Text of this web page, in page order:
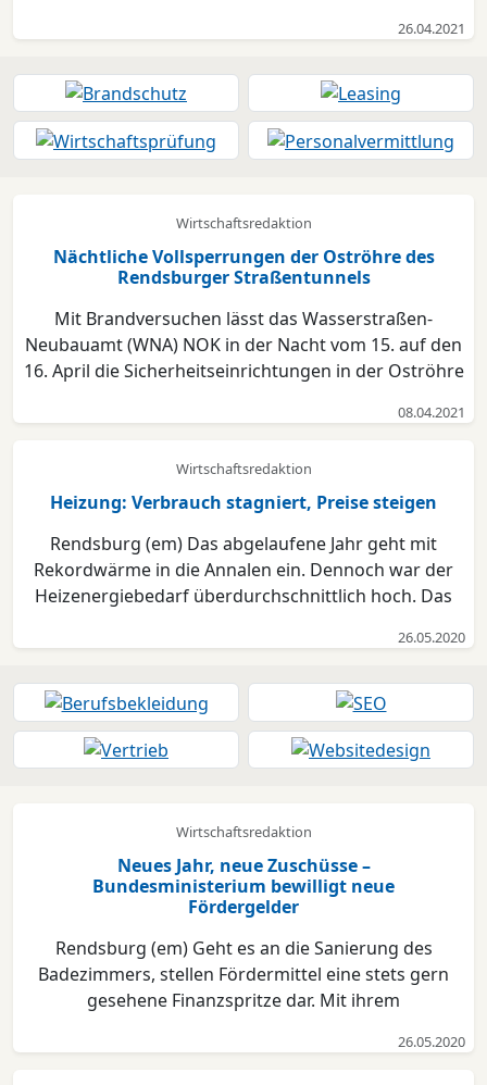
Sönke Meesenburg, Leiter des Wasserstraßen-
26.04.2021
Wirtschaftsredaktion
Nächtliche Vollsperrungen der Oströhre des
Rendsburger Straßentunnels
Mit Brandversuchen lässt das Wasserstraßen-
Neubauamt (WNA) NOK in der Nacht vom 15. auf den
16. April die Sicherheitseinrichtungen in der Oströhre
darauf folgenden Nacht wird die Weströhre des
gereinigt. Dahe...
08.04.2021
Wirtschaftsredaktion
Heizung: Verbrauch stagniert, Preise steigen
Rendsburg (em) Das abgelaufene Jahr geht mit
Rekordwärme in die Annalen ein. Dennoch war der
Heizenergiebedarf überdurchschnittlich hoch. Das
Heizenergiemonitors. Etwa acht Prozent höher als im
Heizenergiekonsum in Deutschland ...
26.05.2020
Wirtschaftsredaktion
Neues Jahr, neue Zuschüsse –
Bundesministerium bewilligt neue
Fördergelder
Rendsburg (em) Geht es an die Sanierung des
Badezimmers, stellen Fördermittel eine stets gern
gesehene Finanzspritze dar. Mit ihrem
unterstützt die Bundesregierung (Um-)Bauvorhaben,
26.05.2020